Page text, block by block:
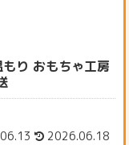
り おもちゃ工房
2026.06.18